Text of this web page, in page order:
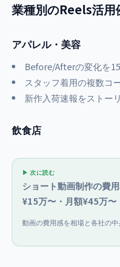
業種別のReels活用
アパレル・美容
Before/Afterの変化を
スタッフ着用の複数コ
新作入荷速報をストー
飲食店
▶ 次に読む
ショート動画制作の費
¥15万〜・月額¥45万〜
動画の費用感を相場と各社の